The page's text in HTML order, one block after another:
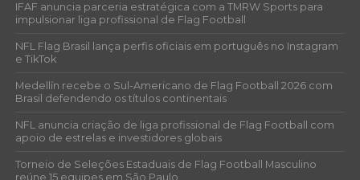
IFAF anuncia parceria estratégica com a TMRW Sports para
impulsionar liga profissional de Flag Football
NFL Flag Brasil lança perfis oficiais em português no Instagram
e TikTok
Medellín recebe o Sul-Americano de Flag Football 2026 com
Brasil defendendo os títulos continentais
NFL anuncia criação de liga profissional de Flag Football com
apoio de estrelas e investidores globais
Torneio de Seleções Estaduais de Flag Football Masculino
reúne 15 equipes em São Paulo